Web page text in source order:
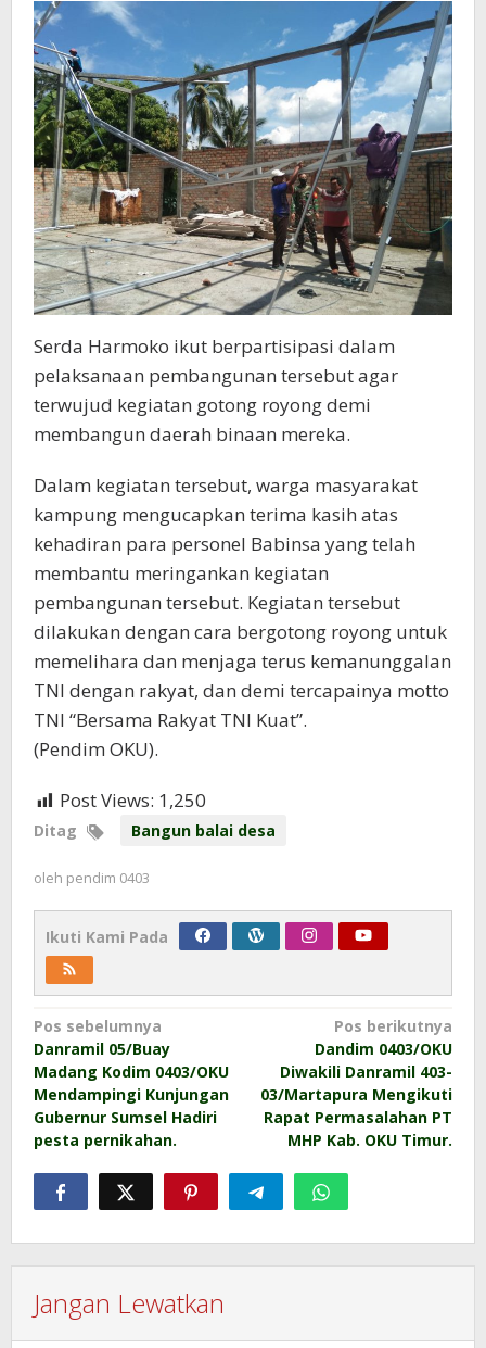
Serda Harmoko ikut berpartisipasi dalam
pelaksanaan pembangunan tersebut agar
terwujud kegiatan gotong royong demi
membangun daerah binaan mereka.
Dalam kegiatan tersebut, warga masyarakat
kampung mengucapkan terima kasih atas
kehadiran para personel Babinsa yang telah
membantu meringankan kegiatan
pembangunan tersebut. Kegiatan tersebut
dilakukan dengan cara bergotong royong untuk
memelihara dan menjaga terus kemanunggalan
TNI dengan rakyat, dan demi tercapainya motto
TNI “Bersama Rakyat TNI Kuat”.
(Pendim OKU).
Post Views: 1,250
Ditag Bangun balai desa
oleh pendim 0403
Ikuti Kami Pada
Navigasi
pos
Pos sebelumnya
Danramil 05/Buay
Madang Kodim 0403/OKU
Mendampingi Kunjungan
Gubernur Sumsel Hadiri
pesta pernikahan.
Pos berikutnya
Dandim 0403/OKU
Diwakili Danramil 403-
03/Martapura Mengikuti
Rapat Permasalahan PT
MHP Kab. OKU Timur.
Jangan Lewatkan